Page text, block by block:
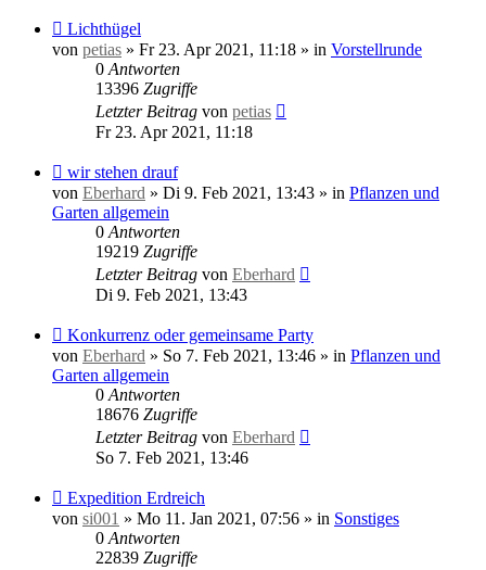
Neuer
Beitrag
Lichthügel
von petias » Fr 23. Apr 2021, 11:18 » in Vorstellrunde
0 Antworten
13396 Zugriffe
Letzter Beitrag von petias
Fr 23. Apr 2021, 11:18
Neuer
Beitrag
wir stehen drauf
von Eberhard » Di 9. Feb 2021, 13:43 » in Pflanzen und
Garten allgemein
0 Antworten
19219 Zugriffe
Letzter Beitrag von Eberhard
Di 9. Feb 2021, 13:43
Neuer
Beitrag
Konkurrenz oder gemeinsame Party
von Eberhard » So 7. Feb 2021, 13:46 » in Pflanzen und
Garten allgemein
0 Antworten
18676 Zugriffe
Letzter Beitrag von Eberhard
So 7. Feb 2021, 13:46
Neuer
Beitrag
Expedition Erdreich
von si001 » Mo 11. Jan 2021, 07:56 » in Sonstiges
0 Antworten
22839 Zugriffe